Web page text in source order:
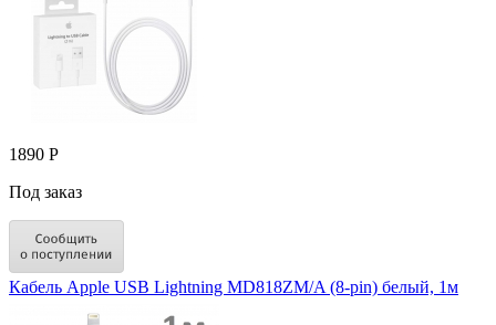
1890 Р
Под заказ
Кабель Apple USB Lightning MD818ZM/A (8-pin) белый, 1м